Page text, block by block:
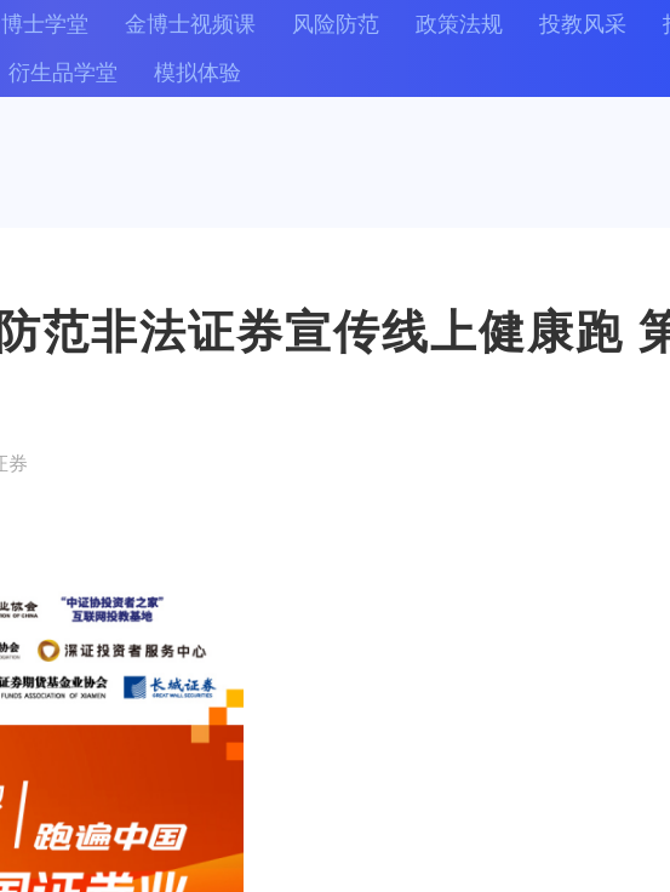
士学堂 金博士视频课 风险防范 政策法规 投教风采
衍生品学堂
模拟体验
范非法证券宣传线上健康跑
券